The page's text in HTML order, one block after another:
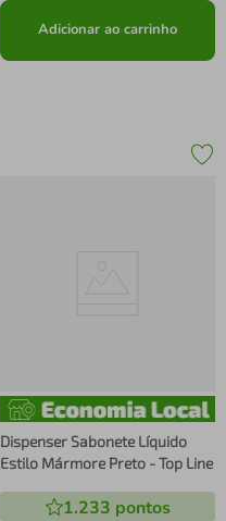
Adicionar ao carrinho
Dispenser Sabonete Líquido
Estilo Mármore Preto - Top Line
1.233 pontos